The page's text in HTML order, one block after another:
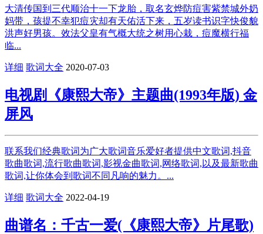
大清传国到三代顺治十一下龙胎，取名玄烨防痘害紫禁城外奶
妈带，孩提不幸犯痘灾却有天佑活下来，五岁读书识字快俊貌
洪声好男孩。效法父皇有气概大统之树用心栽，痘魔横行福
临...
详细 歌词大全 2020-07-03
电视剧《康熙大帝》主题曲(1993年版) 金
屏风
联系我们经典歌词为广大歌词音乐爱好者提供中文歌词,抖音
歌曲歌词,流行歌曲歌词,影视金曲歌词,网络歌词,以及最新歌曲
歌词,让你体会到歌词不同凡响的魅力。...
详细 歌词大全 2022-04-19
曲谱名：千古一爱(《康熙大帝》片尾歌)